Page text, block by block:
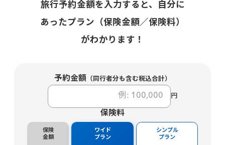
旅行予約金額を入力すると、自分に
あったプラン（保険金額／保険料）
がわかります！
予約金額 （同行者分も含む税込合計）
円
保険料
保険
金額
ワイド
プラン
シンプル
プラン